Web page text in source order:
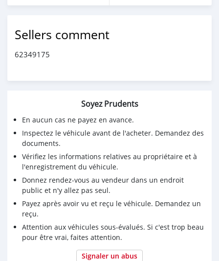
Sellers comment
62349175
Soyez Prudents
En aucun cas ne payez en avance.
Inspectez le véhicule avant de l'acheter. Demandez des
documents.
Vérifiez les informations relatives au propriétaire et à
l'enregistrement du véhicule.
Donnez rendez-vous au vendeur dans un endroit
public et n'y allez pas seul.
Payez après avoir vu et reçu le véhicule. Demandez un
reçu.
Attention aux véhicules sous-évalués. Si c'est trop beau
pour être vrai, faites attention.
Signaler un abus